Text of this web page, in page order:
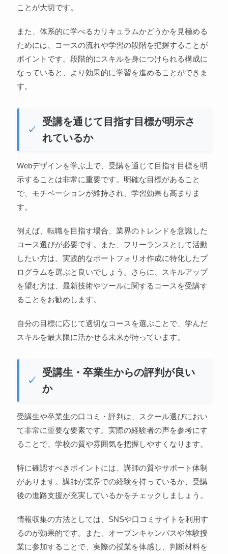
ことが大切です。
また、体系的に学べるカリキュラムかどうかを見極める
ためには、コースの流れや学習の段階を把握することが
ポイントです。段階的にスキルを身につけられる構成に
なっていると、より効果的に学習を進めることができま
す。
受講を通じて目指す目標が明示さ
れているか
Webデザインを学ぶ上で、受講を通じて目指す目標を明
示することは非常に重要です。明確な目標があること
で、モチベーションが維持され、学習効果も高まりま
す。
例えば、転職を目指す場合、業界のトレンドを意識した
コース選びが必要です。また、フリーランスとして活動
したい方は、実践的なポートフォリオ作成に特化したプ
ログラムを選ぶと良いでしょう。さらに、スキルアップ
を望む方は、最新技術やツールに関するコースを受講す
ることをお勧めします。
自分の目標に応じて適切なコースを選ぶことで、学んだ
スキルを最大限に活かせる未来が待っています。
受講生・卒業生からの評判が良い
か
受講生や卒業生の口コミ・評判は、スクール選びにおい
て非常に重要な要素です。実際の経験者の声を参考にす
ることで、学校の質や雰囲気を把握しやすくなります。
特に確認すべきポイントには、講師の質やサポート体制
があります。講師が業界での経験を持っているか、受講
後の進路支援が充実しているかをチェックしましょう。
情報収集の方法としては、SNSや口コミサイトを利用す
るのが効果的です。また、オープンキャンパスや体験授
業に参加することで、実際の授業を体感し、判断材料を